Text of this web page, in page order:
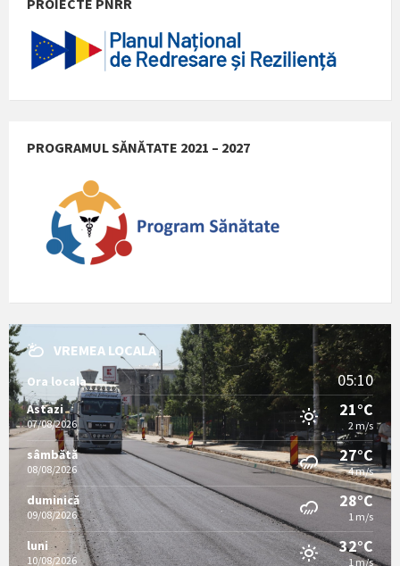
PROGRAMUL SĂNĂTATE 2021 – 2027
VREMEA LOCALA
Ora locala 05:10
Astazi
07/08/2026
21°C
2 m/s
sâmbătă
08/08/2026
27°C
4 m/s
duminică
09/08/2026
28°C
1 m/s
luni
10/08/2026
32°C
1 m/s